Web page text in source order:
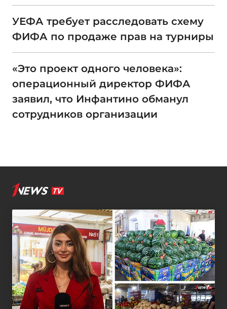
УЕФА требует расследовать схему
ФИФА по продаже прав на турниры
«Это проект одного человека»:
операционный директор ФИФА
заявил, что Инфантино обманул
сотрудников организации